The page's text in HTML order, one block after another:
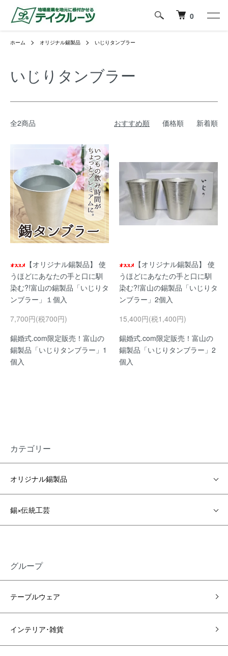
0
ホーム オリジナル錫製品 いじりタンブラー
いじりタンブラー
全2商品 おすすめ順 価格順 新着順
【オリジナル錫製品】 使
うほどにあなたの手と口に馴
染む?!富山の錫製品「いじりタ
ンブラー」１個入
7,700円(税700円)
錫婚式.com限定販売！富山の
錫製品「いじりタンブラー」1
個入
【オリジナル錫製品】 使
うほどにあなたの手と口に馴
染む?!富山の錫製品「いじりタ
ンブラー」2個入
15,400円(税1,400円)
錫婚式.com限定販売！富山の
錫製品「いじりタンブラー」2
個入
カテゴリー
オリジナル錫製品
錫×伝統工芸
グループ
テーブルウェア
インテリア･雑貨